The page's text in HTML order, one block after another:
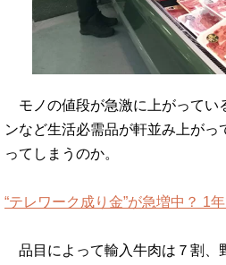
モノの値段が急激に上がってい
ンなど生活必需品が軒並み上がっ
ってしまうのか。
“テレワーク成り金”が急増中？ 1
品目によって輸入牛肉は７割、